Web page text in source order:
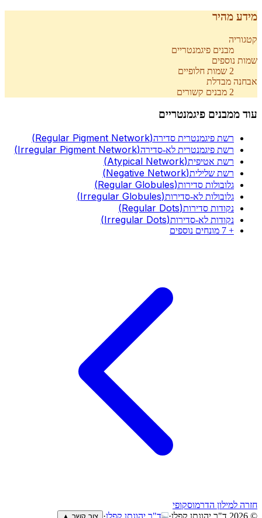
מידע מהיר
קטגוריה
מבנים פיגמנטריים
שמות נוספים
2 שמות חלופיים
אבחנה מבדלת
2 מבנים קשורים
עוד ממבנים פיגמנטריים
רשת פיגמנטרית סדירה (Regular Pigment Network)
רשת פיגמנטרית לא-סדירה (Irregular Pigment Network)
רשת אטיפית (Atypical Network)
רשת שלילית (Negative Network)
גלובולות סדירות (Regular Globules)
גלובולות לא-סדירות (Irregular Globules)
נקודות סדירות (Regular Dots)
נקודות לא-סדירות (Irregular Dots)
+
7 מונחים נוספים
חזרה למילון הדרמוסקופי